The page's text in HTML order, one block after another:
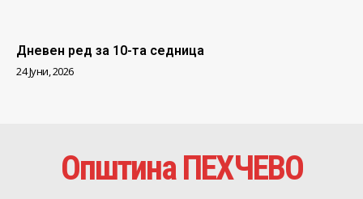
Дневен ред за 10-та седница
24 Јуни, 2026
Општина ПЕХЧЕВО